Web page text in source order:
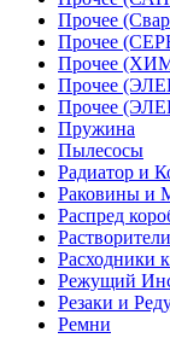
Прочее
Прочее
Прочее
Прочее
Прочее
Пружина
Пылесосы
Радиатор и
Раковины и
Распред
Растворители
Расходники
Режущий
Резаки и
Ремни